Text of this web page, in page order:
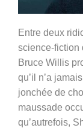
Entre deux
science-fiction
Bruce Willis
qu’il n’a
jonchée de
maussade
qu’autrefois,